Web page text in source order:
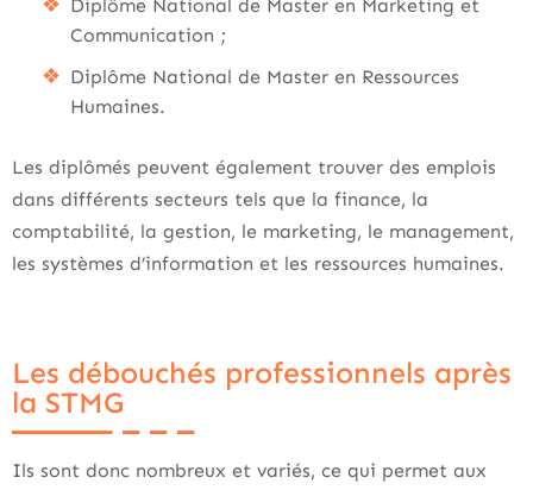
Diplôme National de Master en Marketing et
Communication ;
Diplôme National de Master en Ressources
Humaines.
Les diplômés peuvent également trouver des emplois
dans différents secteurs tels que la finance, la
comptabilité, la gestion, le marketing, le management,
les systèmes d’information et les ressources humaines.
Les débouchés professionnels après
la STMG
Ils sont donc nombreux et variés, ce qui permet aux